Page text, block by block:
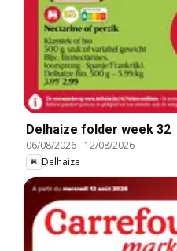
Delhaize folder week 32
06/08/2026- 12/08/2026
Delhaize